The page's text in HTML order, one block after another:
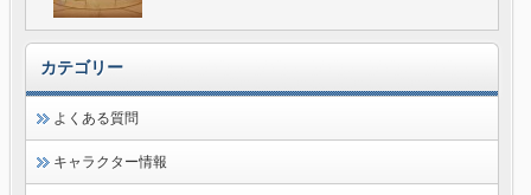
カテゴリー
よくある質問
キャラクター情報